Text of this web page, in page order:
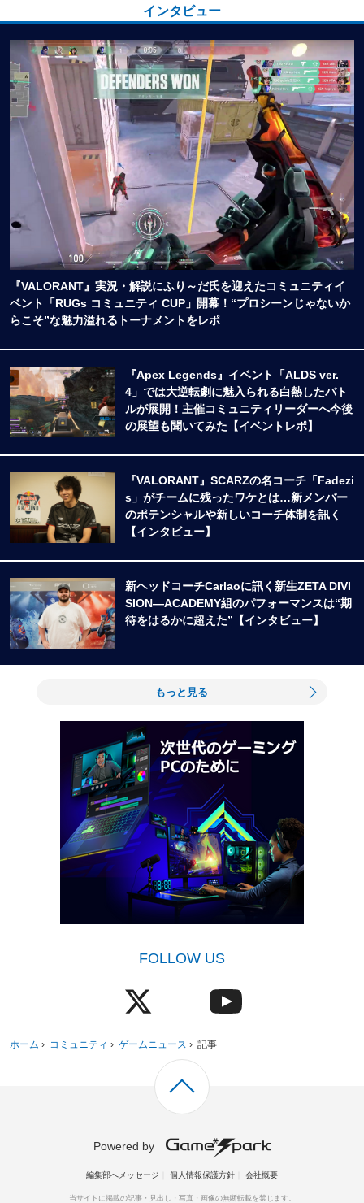
インタビュー
『VALORANT』実況・解説にふり～だ氏を迎えたコミュニティイ
ベント「RUGs コミュニティ CUP」開幕！“プロシーンじゃないか
らこそ”な魅力溢れるトーナメントをレポ
『Apex Legends』イベント「ALDS ver.
4」では大逆転劇に魅入られる白熱したバト
ルが展開！主催コミュニティリーダーへ今後
の展望も聞いてみた【イベントレポ】
『VALORANT』SCARZの名コーチ「Fadezi
s」がチームに残ったワケとは…新メンバー
のポテンシャルや新しいコーチ体制を訊く
【インタビュー】
新ヘッドコーチCarlaoに訊く新生ZETA DIVI
SION―ACADEMY組のパフォーマンスは“期
待をはるかに超えた”【インタビュー】
もっと見る
FOLLOW US
ホーム › コミュニティ › ゲームニュース › 記事
Powered by
編集部へメッセージ 個人情報保護方針 会社概要
当サイトに掲載の記事・見出し・写真・画像の無断転載を禁じます。